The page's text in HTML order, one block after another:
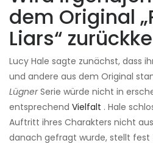
dem Original
Liars“
Lucy Hale sagte zunächst, dass
und andere aus dem Original
LügnerSerie würde nicht in
entsprechend Vielfalt . Hale
Auftritt ihres Charakters nicht
danach gefragt wurde, stellt fest